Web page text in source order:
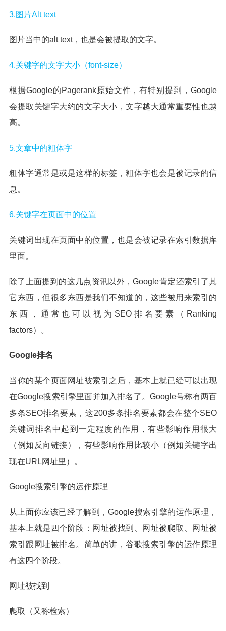
3.图片Alt text
图片当中的alt text，也是会被提取的文字。
4.关键字的文字大小（font-size）
根据Google的Pagerank原始文件，有特别提到，Google
会提取关键字大约的文字大小，文字越大通常重要性也越
高。
5.文章中的粗体字
粗体字通常是或是这样的标签，粗体字也会是被记录的信
息。
6.关键字在页面中的位置
关键词出现在页面中的位置，也是会被记录在索引数据库
里面。
除了上面提到的这几点资讯以外，Google肯定还索引了其
它东西，但很多东西是我们不知道的，这些被用来索引的
东西，通常也可以视为SEO排名要素（Ranking
factors）。
Google排名
当你的某个页面网址被索引之后，基本上就已经可以出现
在Google搜索引擎里面并加入排名了。Google号称有两百
多条SEO排名要素，这200多条排名要素都会在整个SEO
关键词排名中起到一定程度的作用，有些影响作用很大
（例如反向链接），有些影响作用比较小（例如关键字出
现在URL网址里）。
Google搜索引擎的运作原理
从上面你应该已经了解到，Google搜索引擎的运作原理，
基本上就是四个阶段：网址被找到、网址被爬取、网址被
索引跟网址被排名。简单的讲，谷歌搜索引擎的运作原理
有这四个阶段。
网址被找到
爬取（又称检索）